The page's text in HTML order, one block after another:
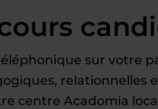
sur votre
relationnelles
centre Acadomia